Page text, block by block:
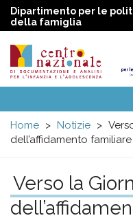
Dipartimento per le
della famiglia
Centro
di
menu
Temi
Attività
Convenzione
Home
Notizie
dell’affidamento familiare
Verso la